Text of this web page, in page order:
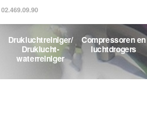
02.469.09.90
Drukluchtreiniger/
Druklucht-
waterreiniger
Compressoren en
luchtdrogers